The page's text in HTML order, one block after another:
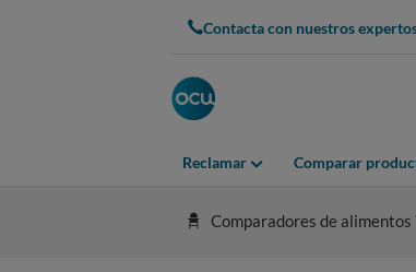
Contacta con nuestros
Reclamar Comparar
Comparadores de